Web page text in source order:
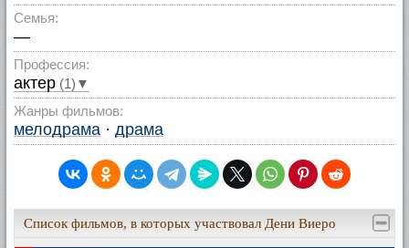
Семья:
—
Профессия:
актер (1)▼
Жанры фильмов:
мелодрама · драма
Список фильмов, в которых участвовал Дени Виеро